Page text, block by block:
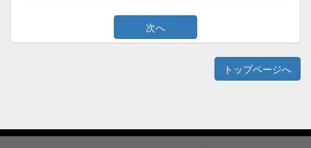
トップページへ